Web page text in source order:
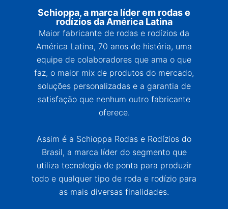
Schioppa, a marca líder em rodas e
rodízios da América Latina
Maior fabricante de rodas e rodízios da
América Latina, 70 anos de história, uma
equipe de colaboradores que ama o que
faz, o maior mix de produtos do mercado,
soluções personalizadas e a garantia de
satisfação que nenhum outro fabricante
oferece.
Assim é a Schioppa Rodas e Rodízios do
Brasil, a marca líder do segmento que
utiliza tecnologia de ponta para produzir
todo e qualquer tipo de roda e rodízio para
as mais diversas finalidades.